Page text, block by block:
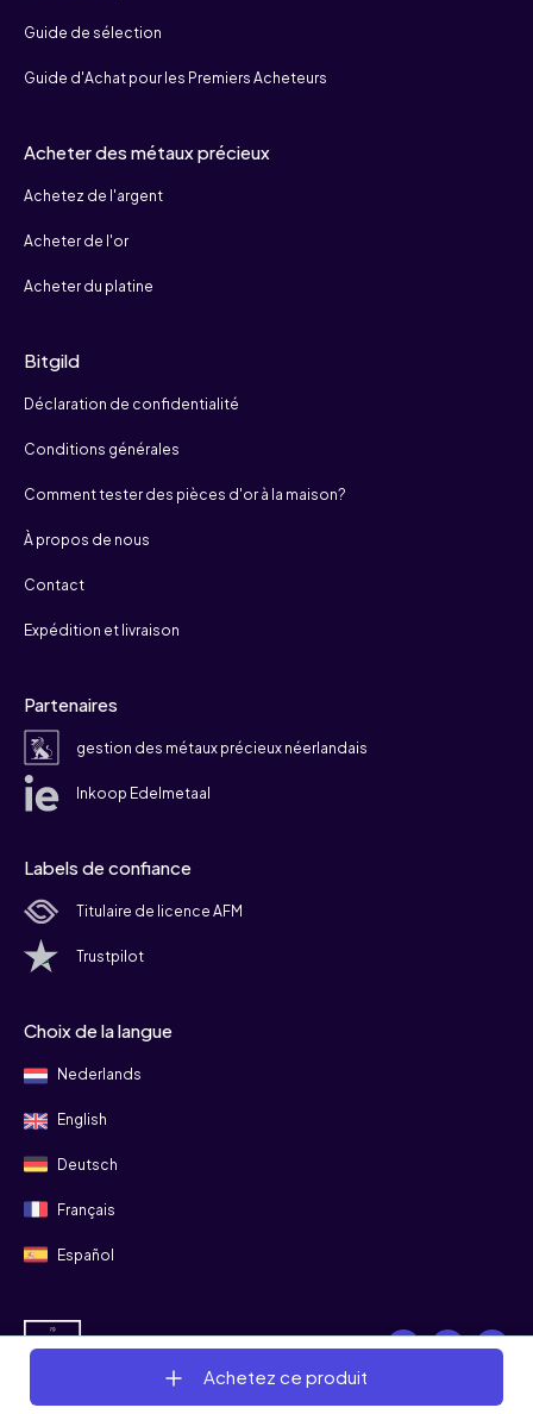
Guide de sélection
Guide d'Achat pour les Premiers Acheteurs
Acheter des métaux précieux
Achetez de l'argent
Acheter de l'or
Acheter du platine
Bitgild
Déclaration de confidentialité
Conditions générales
Comment tester des pièces d'or à la maison?
À propos de nous
Contact
Expédition et livraison
Partenaires
gestion des métaux précieux néerlandais
Inkoop Edelmetaal
Labels de confiance
Titulaire de licence AFM
Trustpilot
Choix de la langue
Nederlands
English
Deutsch
Français
Español
Suivez-nous
Achetez ce produit